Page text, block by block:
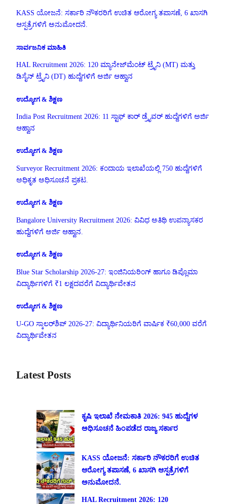
KASS ಯೋಜನೆ: ಸರ್ಕಾರಿ ನೌಕರರಿಗೆ ಉಚಿತ ಆರೋಗ್ಯ ತಪಾಸಣೆ, 6 ಖಾಸಗಿ
ಆಸ್ಪತ್ರೆಗಳಿಗೆ ಅನುಮೋದನೆ.
ಸಾರ್ವಜನಿಕ ಮಾಹಿತಿ
HAL Recruitment 2026: 120 ಮ್ಯಾನೇಜ್‌ಮೆಂಟ್ ಟ್ರೈನಿ (MT) ಮತ್ತು
ಡಿಸೈನ್ ಟ್ರೈನಿ (DT) ಹುದ್ದೆಗಳಿಗೆ ಅರ್ಜಿ ಆಹ್ವಾನ
ಉದ್ಯೋಗ & ಶಿಕ್ಷಣ
India Post Recruitment 2026: 11 ಸ್ಟಾಫ್ ಕಾರ್ ಡ್ರೈವರ್ ಹುದ್ದೆಗಳಿಗೆ ಅರ್ಜಿ
ಆಹ್ವಾನ
ಉದ್ಯೋಗ & ಶಿಕ್ಷಣ
Surveyor Recruitment 2026: ಕಂದಾಯ ಇಲಾಖೆಯಲ್ಲಿ 750 ಹುದ್ದೆಗಳಿಗೆ
ಅಧಿಕೃತ ಅಧಿಸೂಚನೆ ಪ್ರಕಟ.
ಉದ್ಯೋಗ & ಶಿಕ್ಷಣ
Bangalore University Recruitment 2026: ವಿವಿಧ ಅತಿಥಿ ಉಪನ್ಯಾಸಕರ
ಹುದ್ದೆಗಳಿಗೆ ಅರ್ಜಿ ಆಹ್ವಾನ.
ಉದ್ಯೋಗ & ಶಿಕ್ಷಣ
Blue Star Scholarship 2026-27: ಇಂಜಿನಿಯರಿಂಗ್ ಹಾಗೂ ಡಿಪ್ಲೊಮಾ
ವಿದ್ಯಾರ್ಥಿಗಳಿಗೆ ₹1 ಲಕ್ಷದವರೆಗೆ ವಿದ್ಯಾರ್ಥಿವೇತನ
ಉದ್ಯೋಗ & ಶಿಕ್ಷಣ
U-GO ಸ್ಕಾಲರ್‌ಶಿಪ್ 2026-27: ವಿದ್ಯಾರ್ಥಿನಿಯರಿಗೆ ವಾರ್ಷಿಕ ₹60,000 ವರೆಗೆ
ವಿದ್ಯಾರ್ಥಿವೇತನ
Latest Posts
ಕೃಷಿ ಇಲಾಖೆ ನೇಮಕಾತಿ 2026: 945 ಹುದ್ದೆಗಳ
ಅಧಿಸೂಚನೆ ಹಿಂಪಡೆದ ರಾಜ್ಯ ಸರ್ಕಾರ
KASS ಯೋಜನೆ: ಸರ್ಕಾರಿ ನೌಕರರಿಗೆ ಉಚಿತ
ಆರೋಗ್ಯ ತಪಾಸಣೆ, 6 ಖಾಸಗಿ ಆಸ್ಪತ್ರೆಗಳಿಗೆ
ಅನುಮೋದನೆ.
HAL Recruitment 2026: 120